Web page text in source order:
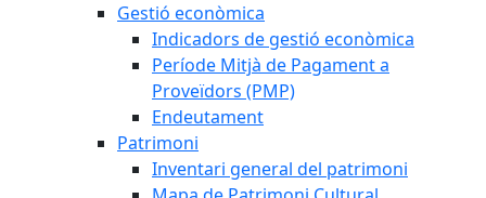
Gestió econòmica
Indicadors de gestió econòmica
Període Mitjà de Pagament a
Proveïdors (PMP)
Endeutament
Patrimoni
Inventari general del patrimoni